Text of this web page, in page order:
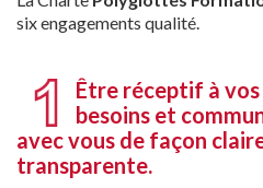
six engagements qualité.
Être réceptif à vos
besoins et
avec vous de façon
transparente.